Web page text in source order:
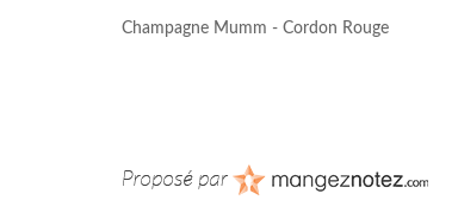
Champagne Mumm - Cordon Rouge